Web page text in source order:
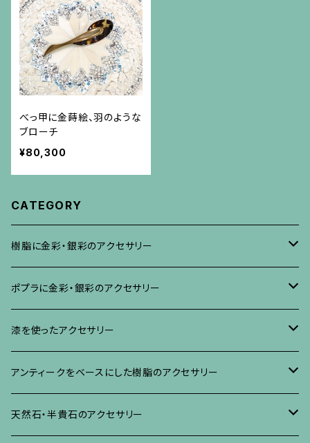
べっ甲に金蒔絵、羽のような
ブローチ
¥80,300
CATEGORY
樹脂に金彩・銀彩のアクセサリー
ブローチ
イヤリング・ピアス
ネックレス、その他
ポプラに金彩・銀彩のアクセサリー
ブローチ
イヤリング、ピアス
ネックレス、ペンダント
漆を使ったアクセサリー
ブローチ
イヤリング・ピアス
アンティークをベースにした樹脂のアクセサリー
ブローチ
天然石・半貴石のアクセサリー